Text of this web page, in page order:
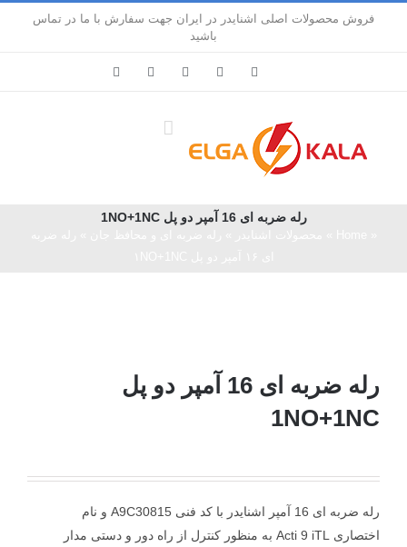
فروش محصولات اصلی اشنایدر در ایران جهت سفارش با ما در تماس
باشید
Facebook
Instagram
Pinterest
رله ضربه ای 16 آمپر دو پل 1NO+1NC
رله ضربه ای 16 آمپر دو پل
1NO+1NC
رله ضربه ای 16 آمپر اشنایدر با کد فنی A9C30815 و نام
اختصاری Acti 9 iTL به منظور کنترل از راه دور و دستی مدار